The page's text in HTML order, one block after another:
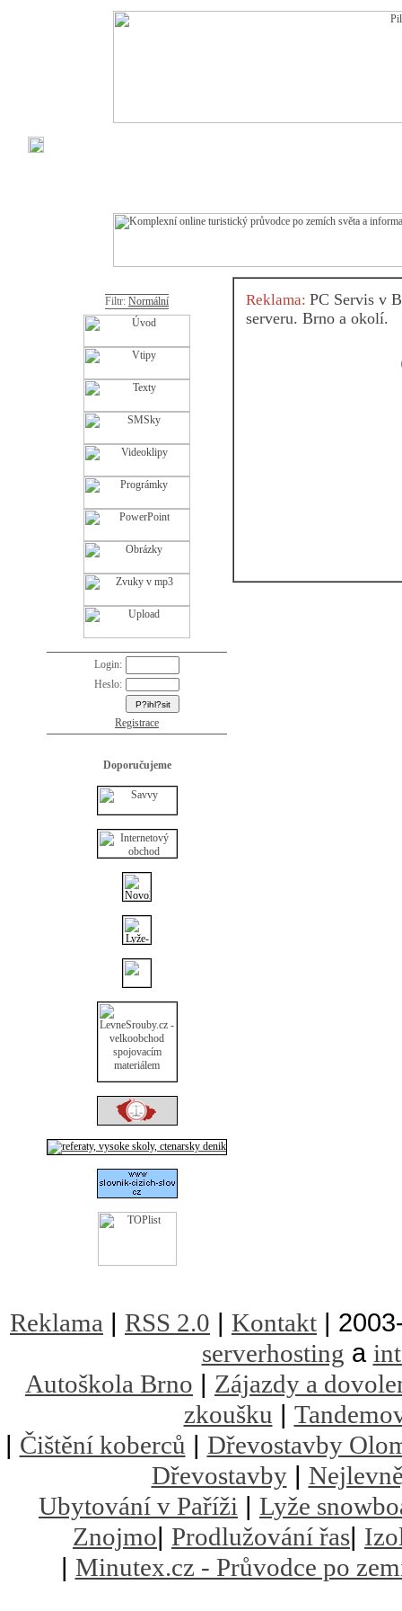
Filtr: Normální
Login:
Heslo:
Registrace
Doporučujeme
Reklama: PC Servis v
serveru. Brno a okolí.
Reklama | RSS 2.0 | Kontakt |
serverhosting a
Autoškola Brno | Zájazdy a
zkoušku |
| Čištění koberců | Dřevostavby
Dřevostavby|
Ubytování v Paříži | Lyže
Znojmo| Prodlužování řas|
| Minutex.cz - Průvodce po